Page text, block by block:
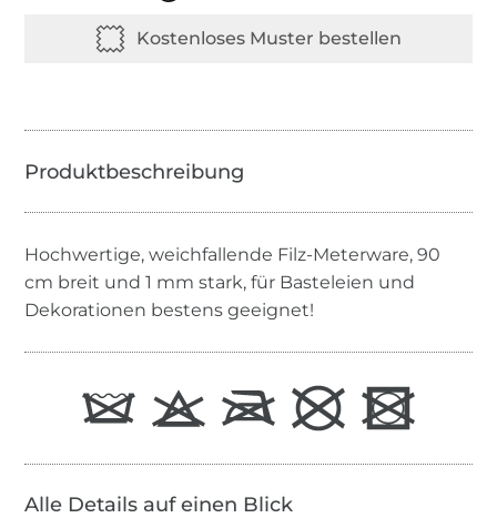
Hochwertige, weichfallende Filz-Meterware, 90
cm breit und 1 mm stark, für Basteleien und
Dekorationen bestens geeignet!
Alle Details auf einen Blick